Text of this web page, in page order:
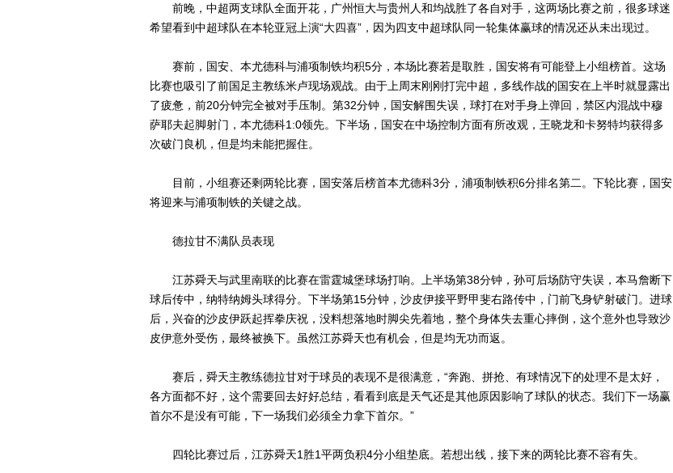
前晚，中超两支球队全面开花，广州恒大与贵州人和均战胜了各自对手，这两场比赛之前，很多球迷
希望看到中超球队在本轮亚冠上演“大四喜”，因为四支中超球队同一轮集体赢球的情况还从未出现过。
赛前，国安、本尤德科与浦项制铁均积5分，本场比赛若是取胜，国安将有可能登上小组榜首。这场
比赛也吸引了前国足主教练米卢现场观战。由于上周末刚刚打完中超，多线作战的国安在上半时就显露出
了疲惫，前20分钟完全被对手压制。第32分钟，国安解围失误，球打在对手身上弹回，禁区内混战中穆
萨耶夫起脚射门，本尤德科1:0领先。下半场，国安在中场控制方面有所改观，王晓龙和卡努特均获得多
次破门良机，但是均未能把握住。
目前，小组赛还剩两轮比赛，国安落后榜首本尤德科3分，浦项制铁积6分排名第二。下轮比赛，国安
将迎来与浦项制铁的关键之战。
德拉甘不满队员表现
江苏舜天与武里南联的比赛在雷霆城堡球场打响。上半场第38分钟，孙可后场防守失误，本马詹断下
球后传中，纳特纳姆头球得分。下半场第15分钟，沙皮伊接平野甲斐右路传中，门前飞身铲射破门。进球
后，兴奋的沙皮伊跃起挥拳庆祝，没料想落地时脚尖先着地，整个身体失去重心摔倒，这个意外也导致沙
皮伊意外受伤，最终被换下。虽然江苏舜天也有机会，但是均无功而返。
赛后，舜天主教练德拉甘对于球员的表现不是很满意，“奔跑、拼抢、有球情况下的处理不是太好，
各方面都不好，这个需要回去好好总结，看看到底是天气还是其他原因影响了球队的状态。我们下一场赢
首尔不是没有可能，下一场我们必须全力拿下首尔。”
四轮比赛过后，江苏舜天1胜1平两负积4分小组垫底。若想出线，接下来的两轮比赛不容有失。